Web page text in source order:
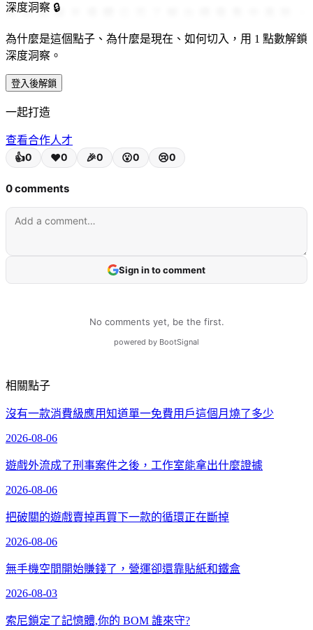
無晶圓廠半導體公司了解台積電集中風險，
但沒有專用工具來量化晶圓廠地緣政治風險，
或模擬切換到英特爾IFS、三星晶圓代工或格芯的成本。
董事會級別的供應鏈決策依賴顧問報告和試算表。
正式將地緣政治提升為晶片供應鏈決策的首要變量。
CHIPS法案激勵、美中科技脫鉤和台海緊張局勢同時發力。
深度洞察 🔒
為什麼是這個點子、為什麼是現在、如何切入，用 1 點數解鎖
深度洞察。
登入後解鎖
一起打造
查看合作人才
相關點子
沒有一款消費級應用知道單一免費用戶這個月燒了多少
2026-08-06
遊戲外流成了刑事案件之後，工作室能拿出什麼證據
2026-08-06
把破關的遊戲賣掉再買下一款的循環正在斷掉
2026-08-06
無手機空間開始賺錢了，營運卻還靠貼紙和鐵盒
2026-08-03
索尼鎖定了記憶體,你的 BOM 誰來守?